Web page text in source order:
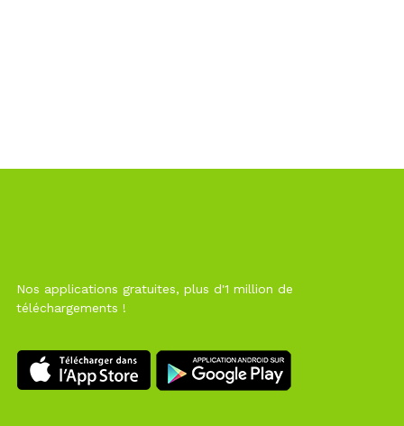
Nos applications gratuites, plus d'1 million de
téléchargements !